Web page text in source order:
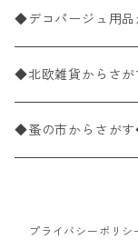
ペーパーナプキン
ライスペーパー
ペーパーリネンナプ
ワックスペーパー
パック売り
バラ売り
パック売り
40×40cm（ディナ
バラ売り
パック売り
21×21cm（ポケット
バラ売り
33cm（ラウンド）
植物・グリーン柄
動物・鳥・昆虫・
海・魚柄
食べ物・フルーツ
ドイツ製 IHR/イア
ランチサイズ
カクテルサイズ
ドイツ製 Ambiente/
ランチサイズ
ドイツ製
カクテルサイズ
ランチサイズ
ドイツ製 ti-flair/テ
◆デコパージュ用
デコパージュ液
デコパージュ下地
デコパージュはさみ
◆北欧雑貨からさ
シリコンモールド
トレイ
◆蚤の市からさが
北欧雑貨
プライバシーポリシ